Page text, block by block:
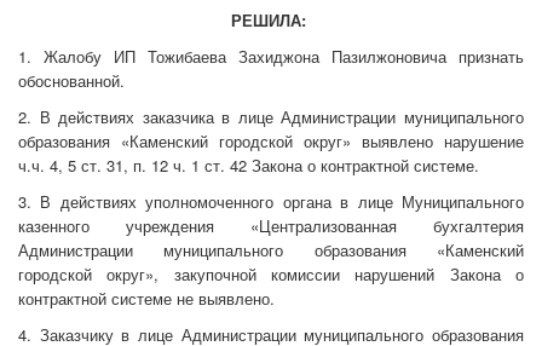
РЕШИЛА:
1. Жалобу ИП Тожибаева Захиджона Пазилжоновича признать
обоснованной.
2. В действиях заказчика в лице Администрации муниципального
образования «Каменский городской округ» выявлено нарушение
ч.ч. 4, 5 ст. 31, п. 12 ч. 1 ст. 42 Закона о контрактной системе.
3. В действиях уполномоченного органа в лице Муниципального
казенного учреждения «Централизованная бухгалтерия
Администрации муниципального образования «Каменский
городской округ», закупочной комиссии нарушений Закона о
контрактной системе не выявлено.
4. Заказчику в лице Администрации муниципального образования